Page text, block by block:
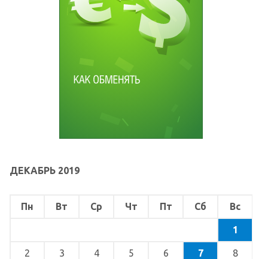
ДЕКАБРЬ 2019
Пн Вт Ср Чт Пт Сб Вс
1
2 3 4 5 6 7 8